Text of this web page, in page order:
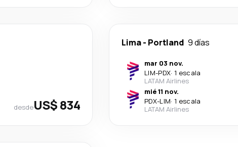
desdeUS$ 834
Lima- Portland 9 días
mar 03 nov.
LIM-PDX· 1 escala
LATAM Airlines
mié 11 nov.
PDX-LIM· 1 escala
LATAM Airlines